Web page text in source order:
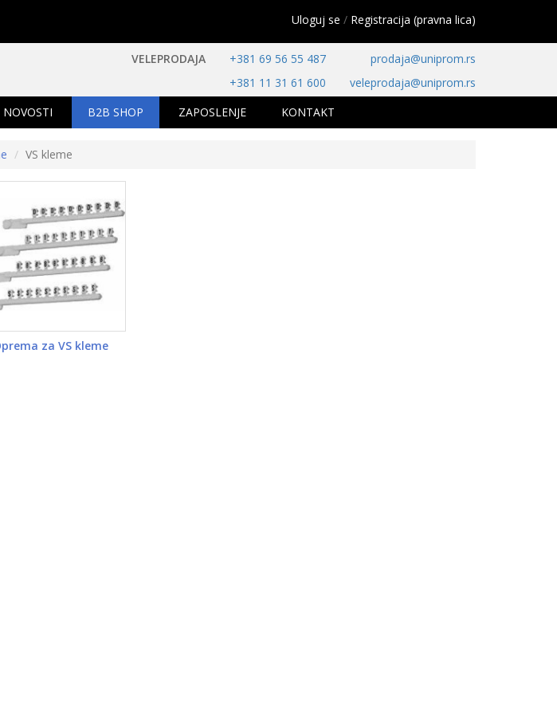
Uloguj se / Registracija (pravna lica)
VELEPRODAJA +381 69 56 55 487
prodaja@uniprom.rs
+381 11 31 61 600
veleprodaja@uniprom.rs
NOVOSTI B2B SHOP ZAPOSLENJE KONTAKT
VS kleme
za VS kleme